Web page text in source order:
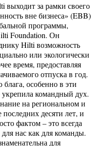
выходит за рамки своего
вне бизнеса» (EBB)
программы,
Foundation. Он
Hilti возможность
или экологически
время, предоставляя
отпуска в год.
особенно в эти
командный дух.
на региональном и
десяти лет, и
фактом – это всегда
нас как для команды.
для